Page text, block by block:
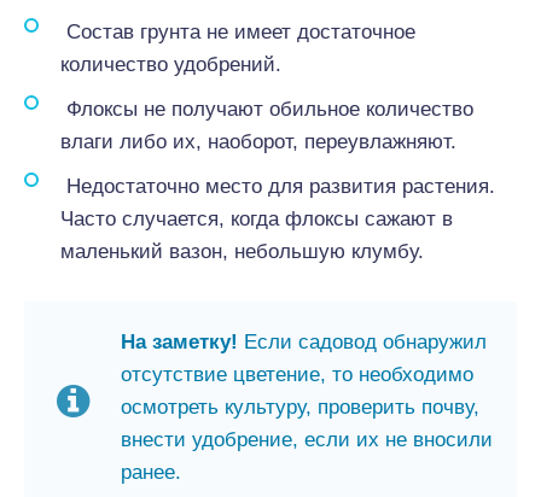
Состав грунта не имеет достаточное
количество удобрений.
Флоксы не получают обильное количество
влаги либо их, наоборот, переувлажняют.
Недостаточно место для развития растения.
Часто случается, когда флоксы сажают в
маленький вазон, небольшую клумбу.
На заметку! Если садовод обнаружил
отсутствие цветение, то необходимо
осмотреть культуру, проверить почву,
внести удобрение, если их не вносили
ранее.